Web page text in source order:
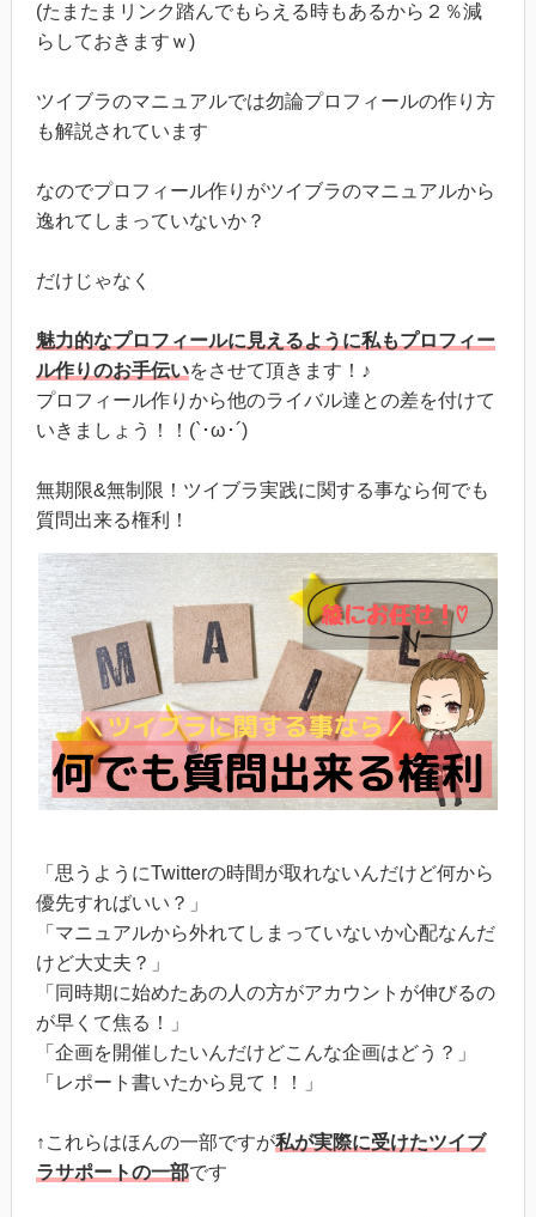
(たまたまリンク踏んでもらえる時もあるから２％減
らしておきますｗ)
ツイブラのマニュアルでは勿論プロフィールの作り方
も解説されています
なのでプロフィール作りがツイブラのマニュアルから
逸れてしまっていないか？
だけじゃなく
魅力的なプロフィールに見えるように私もプロフィー
ル作りのお手伝いをさせて頂きます！♪
プロフィール作りから他のライバル達との差を付けて
いきましょう！！(`･ω･´)
無期限&無制限！ツイブラ実践に関する事なら何でも
質問出来る権利！
「思うようにTwitterの時間が取れないんだけど何から
優先すればいい？」
「マニュアルから外れてしまっていないか心配なんだ
けど大丈夫？」
「同時期に始めたあの人の方がアカウントが伸びるの
が早くて焦る！」
「企画を開催したいんだけどこんな企画はどう？」
「レポート書いたから見て！！」
↑これらはほんの一部ですが私が実際に受けたツイブ
ラサポートの一部です